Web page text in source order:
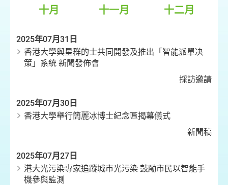
十月
十一月 十二月
2025年07月31日
香港大學與星群的士共同開發及推出「智能派單决
策」系統 新聞發佈會
採訪邀請
2025年07月30日
香港大學舉行簡麗冰博士紀念匾揭幕儀式
新聞稿
2025年07月27日
港大光污染專家追蹤城市光污染 鼓勵市民以智能手
機參與監測